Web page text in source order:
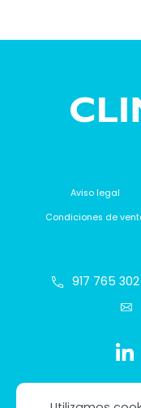
Aviso legal
Condiciones de
917 765 302